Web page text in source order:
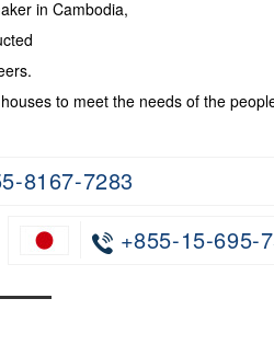
in Cambodia,
to meet the needs of the
8167-7283
+855-15-695-